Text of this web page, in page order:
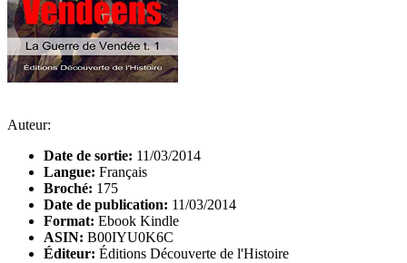
Auteur:
Date de sortie: 11/03/2014
Langue: Français
Broché: 175
Date de publication: 11/03/2014
Format: Ebook Kindle
ASIN: B00IYU0K6C
Éditeur: Éditions Découverte de l'Histoire